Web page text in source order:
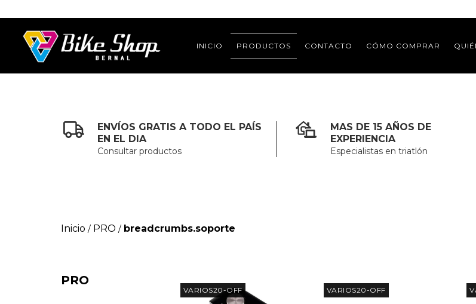
INICIO PRODUCTOS CONTACTO CÓMO COMPRAR
ENVÍOS GRATIS A TODO EL PAÍS
EN EL DIA
Consultar productos
MAS DE 15 AÑOS DE
EXPERIENCIA
Especialistas en triatlón
Inicio / PRO / breadcrumbs.soporte
PRO
VARIOS20-OFF VARIOS20-OFF